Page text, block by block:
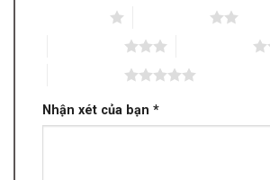
Nhận xét của bạn *